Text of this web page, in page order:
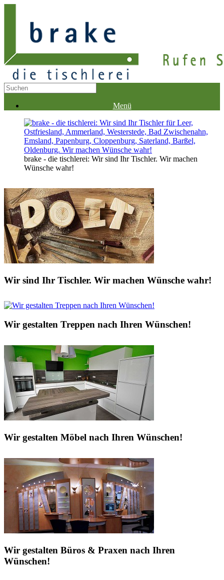
Menü
brake - die tischlerei: Wir sind Ihr Tischler. Wir machen
Wünsche wahr!
Wir sind Ihr Tischler. Wir machen Wünsche wahr!
Wir gestalten Treppen nach Ihren Wünschen!
Wir gestalten Möbel nach Ihren Wünschen!
Wir gestalten Büros & Praxen nach Ihren
Wünschen!